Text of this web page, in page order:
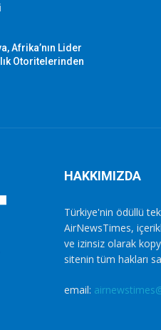
Afrika’nın Lider
Otoritelerinden
HAKKIMIZDA
Türkiye'nin ödüllü
AirNewsTimes,
ve izinsiz olarak
sitenin tüm hakları
email: